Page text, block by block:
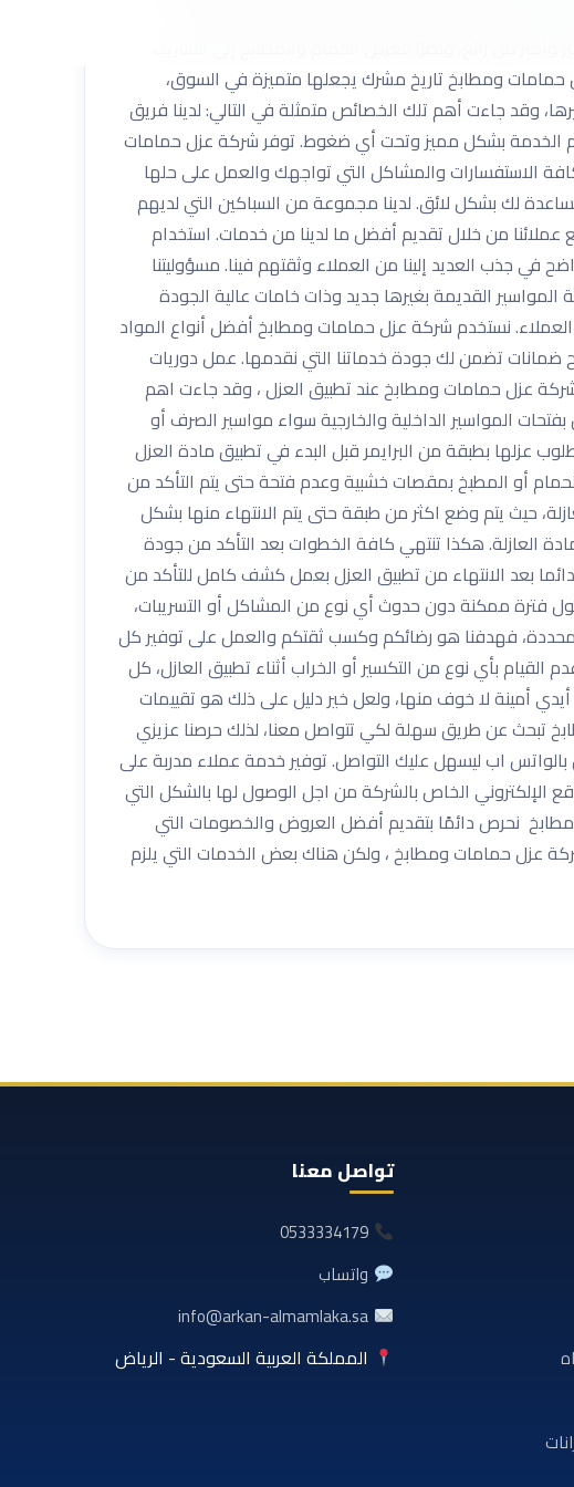
ومطابخ تاريخ مشرك يجعلها متميزة في السوق،
وقد جاءت أهم تلك الخصائص متمثلة في التالي: لدينا فريق
الخدمة بشكل مميز وتحت أي ضغوط. توفر شركة عزل حمامات
الاستفسارات والمشاكل التي تواجهك والعمل على حلها
خدمة عملاء مدربين على الخدمة على مداري ٢٤ ساعة وتقديم المساعدة لك بشكل لائق. لدينا مجموعة من السباكين التي لديهم
من خلال تقديم أفضل ما لدينا من خدمات. استخدام
في جذب العديد إلينا من العملاء وثقتهم فينا. مسؤوليتنا
القديمة بغيرها جديد وذات خامات عالية الجودة
نستخدم شركة عزل حمامات ومطابخ أفضل أنواع المواد
تضمن لك جودة خدماتنا التي نقدمها. عمل دوريات
عزل حمامات ومطابخ عند تطبيق العزل ، وقد جاءت اهم
المواسير الداخلية والخارجية سواء مواسير الصرف أو
عزلها بطبقة من البرايمر قبل البدء في تطبيق مادة العزل
أو المطبخ بمقصات خشبية وعدم فتحة حتى يتم التأكد من
حيث يتم وضع اكثر من طبقة حتى يتم الانتهاء منها بشكل
العازلة. هكذا تنتهي كافة الخطوات بعد التأكد من جودة
بعد الانتهاء من تطبيق العزل بعمل كشف كامل للتأكد من
فترة ممكنة دون حدوث أي نوع من المشاكل أو التسريبات،
المحددة، فهدفنا هو رضائكم وكسب ثقتكم والعمل على توفير كل
بأي نوع من التكسير أو الخراب أثناء تطبيق العازل، كل
أمينة لا خوف منها، ولعل خير دليل على ذلك هو تقييمات
تبحث عن طريق سهلة لكي تتواصل معنا، لذلك حرصنا عزيزي
اب ليسهل عليك التواصل. توفير خدمة عملاء مدربة على
الإلكتروني الخاص بالشركة من اجل الوصول لها بالشكل التي
نحرص دائمًا بتقديم أفضل العروض والخصومات التي
عزل حمامات ومطابخ ، ولكن هناك بعض الخدمات التي يلزم
تواصل معنا
0533334179
واتساب
info@arkan-almamlaka.sa
المملكة العربية السعودية - الرياض